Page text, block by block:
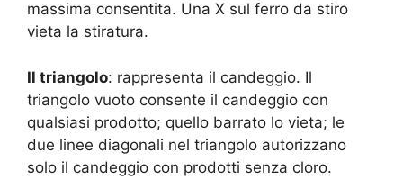
massima consentita. Una X sul ferro da stiro
vieta la stiratura.
Il triangolo: rappresenta il candeggio. Il
triangolo vuoto consente il candeggio con
qualsiasi prodotto; quello barrato lo vieta; le
due linee diagonali nel triangolo autorizzano
solo il candeggio con prodotti senza cloro.